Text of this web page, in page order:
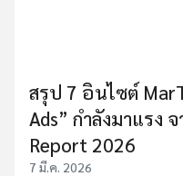
สรุป 7 อินไซต์
Ads” กำลังมาแรง
Report 2026
7 มี.ค. 2026